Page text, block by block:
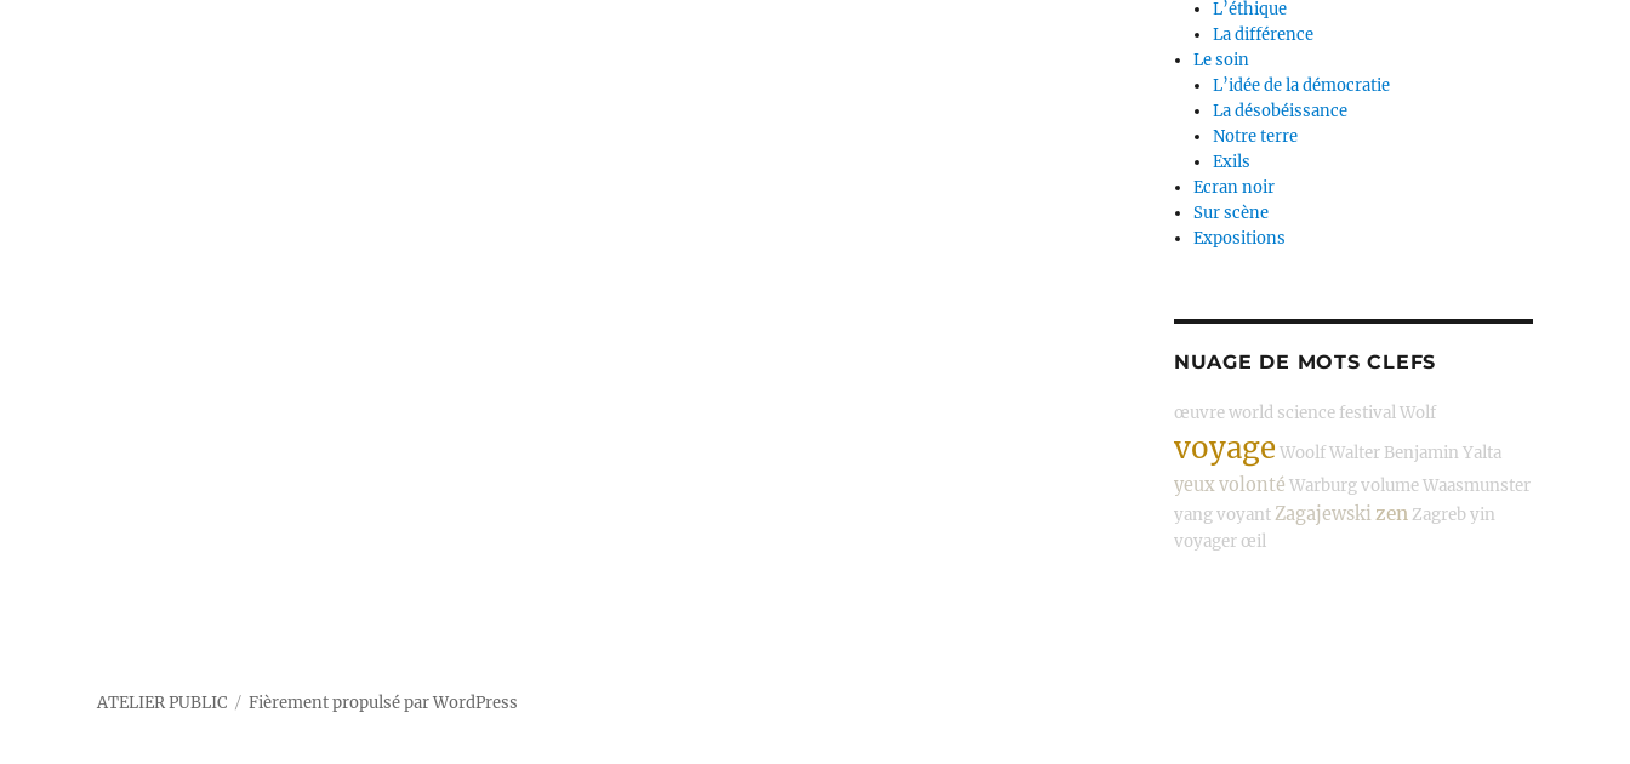
L’éthique
La différence
Le soin
L’idée de la démocratie
La désobéissance
Notre terre
Exils
Ecran noir
Sur scène
Expositions
NUAGE DE MOTS CLEFS
œuvreworld science festivalWolf
voyage WoolfWalter Benjamin Yalta
yeuxvolonté WarburgvolumeWaasmunster
yangvoyantZagajewskizen Zagrebyin
voyager œil
ATELIER PUBLIC Fièrement propulsé par WordPress